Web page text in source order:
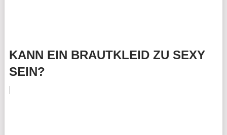
KANN EIN BRAUTKLEID ZU SEXY
SEIN?